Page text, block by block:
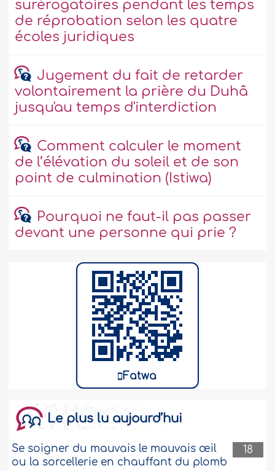
surérogatoires pendant les temps
de réprobation selon les quatre
écoles juridiques
Jugement du fait de retarder
volontairement la prière du Duhâ
jusqu'au temps d'interdiction
Comment calculer le moment
de l’élévation du soleil et de son
point de culmination (Istiwa)
Pourquoi ne faut-il pas passer
devant une personne qui prie ?
Fatwa
Le plus lu aujourd’hui
18
Se soigner du mauvais le mauvais œil
ou la sorcellerie en chauffant du plomb